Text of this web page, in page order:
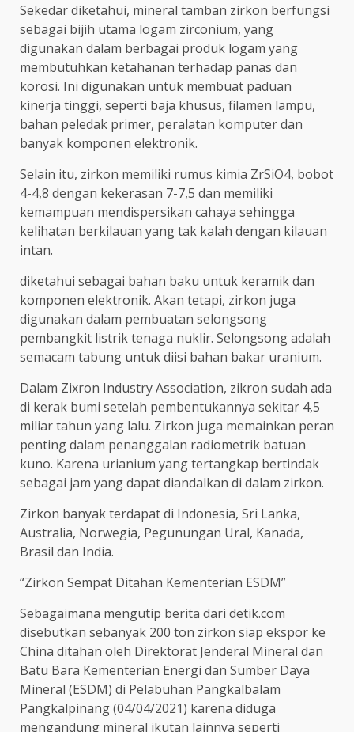
Sekedar diketahui, mineral tamban zirkon berfungsi
sebagai bijih utama logam zirconium, yang
digunakan dalam berbagai produk logam yang
membutuhkan ketahanan terhadap panas dan
korosi. Ini digunakan untuk membuat paduan
kinerja tinggi, seperti baja khusus, filamen lampu,
bahan peledak primer, peralatan komputer dan
banyak komponen elektronik.
Selain itu, zirkon memiliki rumus kimia ZrSiO4, bobot
4-4,8 dengan kekerasan 7-7,5 dan memiliki
kemampuan mendispersikan cahaya sehingga
kelihatan berkilauan yang tak kalah dengan kilauan
intan.
diketahui sebagai bahan baku untuk keramik dan
komponen elektronik. Akan tetapi, zirkon juga
digunakan dalam pembuatan selongsong
pembangkit listrik tenaga nuklir. Selongsong adalah
semacam tabung untuk diisi bahan bakar uranium.
Dalam Zixron Industry Association, zikron sudah ada
di kerak bumi setelah pembentukannya sekitar 4,5
miliar tahun yang lalu. Zirkon juga memainkan peran
penting dalam penanggalan radiometrik batuan
kuno. Karena urianium yang tertangkap bertindak
sebagai jam yang dapat diandalkan di dalam zirkon.
Zirkon banyak terdapat di Indonesia, Sri Lanka,
Australia, Norwegia, Pegunungan Ural, Kanada,
Brasil dan India.
“Zirkon Sempat Ditahan Kementerian ESDM”
Sebagaimana mengutip berita dari detik.com
disebutkan sebanyak 200 ton zirkon siap ekspor ke
China ditahan oleh Direktorat Jenderal Mineral dan
Batu Bara Kementerian Energi dan Sumber Daya
Mineral (ESDM) di Pelabuhan Pangkalbalam
Pangkalpinang (04/04/2021) karena diduga
mengandung mineral ikutan lainnya seperti